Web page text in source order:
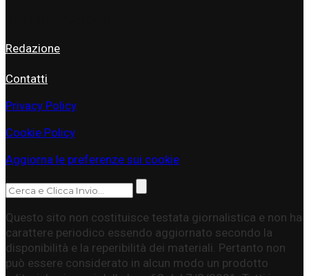
Redazione
Contatti
Privacy Policy
Cookie Policy
Aggiorna le preferenze sui cookie
Questo sito non costituisce testata giornalistica e non ha
carattere periodico essendo aggiornato secondo la
disponibilità e la reperibilità dei materiali. Pertanto non
può essere considerato in alcun modo un prodotto